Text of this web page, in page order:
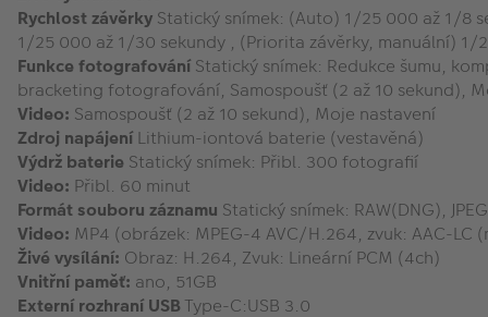
Rychlost závěrky Statický snímek: (Auto) 1/25 000 až 1/8
1/25 000 až 1/30 sekundy , (Priorita závěrky, manuální)
Funkce fotografování Statický snímek: Redukce šumu,
bracketing fotografování, Samospoušť (2 až 10 sekund),
Video: Samospoušť (2 až 10 sekund), Moje nastavení
Zdroj napájení Lithium-iontová baterie (vestavěná)
Výdrž baterie Statický snímek: Přibl. 300 fotografií
Video: Přibl. 60 minut
Formát souboru záznamu Statický snímek: RAW(DNG),
Video: MP4 (obrázek: MPEG-4 AVC/H.264, zvuk: AAC-
Živé vysílání: Obraz: H.264, Zvuk: Lineární PCM (4ch)
Vnitřní paměť: ano, 51GB
Externí rozhraní USB Type-C:USB 3.0